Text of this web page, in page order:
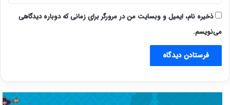
ذخیره نام، ایمیل و وبسایت من در مرورگر برای زمانی که دوباره دیدگاهی
می‌نویسم.